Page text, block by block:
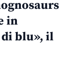
in
blu», il